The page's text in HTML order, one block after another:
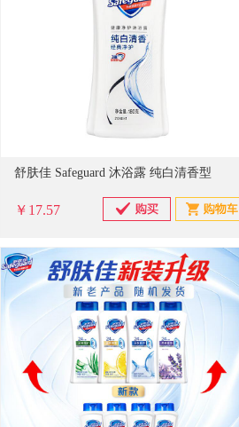
舒肤佳 Safeguard 沐浴露 纯白清香型
￥17.57